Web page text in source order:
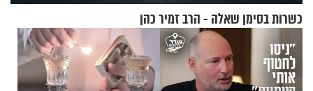
כשרות בסימן שאלה - הרב זמיר כהן